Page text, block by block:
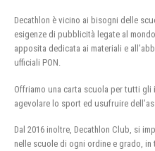
Decathlon è vicino ai bisogni delle
esigenze di pubblicità legate al
apposita dedicata ai materiali e
ufficiali PON.
Offriamo una carta scuola per tutti
agevolare lo sport ed usufruire
Dal 2016 inoltre, Decathlon Club, si
nelle scuole di ogni ordine e grado,